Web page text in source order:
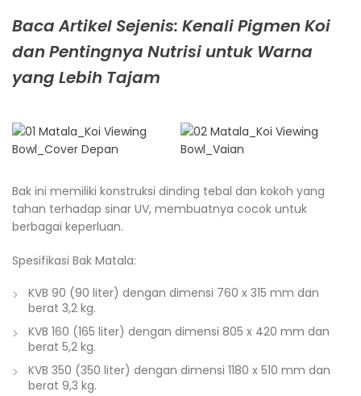
Baca Artikel Sejenis: Kenali Pigmen Koi
dan Pentingnya Nutrisi untuk Warna
yang Lebih Tajam
Bak ini memiliki konstruksi dinding tebal dan kokoh yang
tahan terhadap sinar UV, membuatnya cocok untuk
berbagai keperluan.
Spesifikasi Bak Matala:
KVB 90 (90 liter) dengan dimensi 760 x 315 mm dan
berat 3,2 kg.
KVB 160 (165 liter) dengan dimensi 805 x 420 mm dan
berat 5,2 kg.
KVB 350 (350 liter) dengan dimensi 1180 x 510 mm dan
berat 9,3 kg.